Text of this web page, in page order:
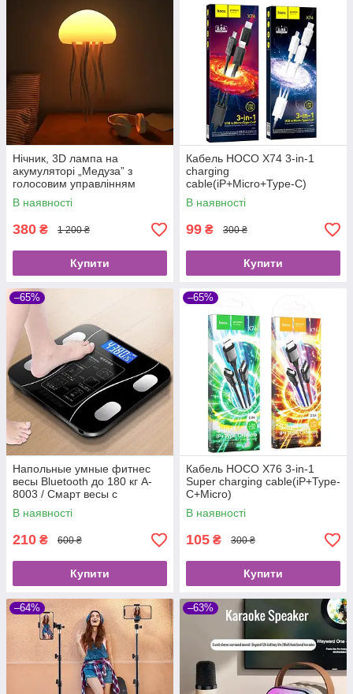
Нічник, 3D лампа на
акумуляторі „Медуза” з
голосовим управлінням
В наявності
380 ₴ 1 200 ₴
Купити
Кабель HOCO X74 3-in-1
charging
cable(iP+Micro+Type-C)
В наявності
99 ₴ 300 ₴
Купити
–65%
Напольные умные фитнес
весы Bluetooth до 180 кг A-
8003 / Смарт весы с
приложением
В наявності
210 ₴ 600 ₴
Купити
–65%
Кабель HOCO X76 3-in-1
Super charging cable(iP+Type-
C+Micro)
В наявності
105 ₴ 300 ₴
Купити
–64% –63%